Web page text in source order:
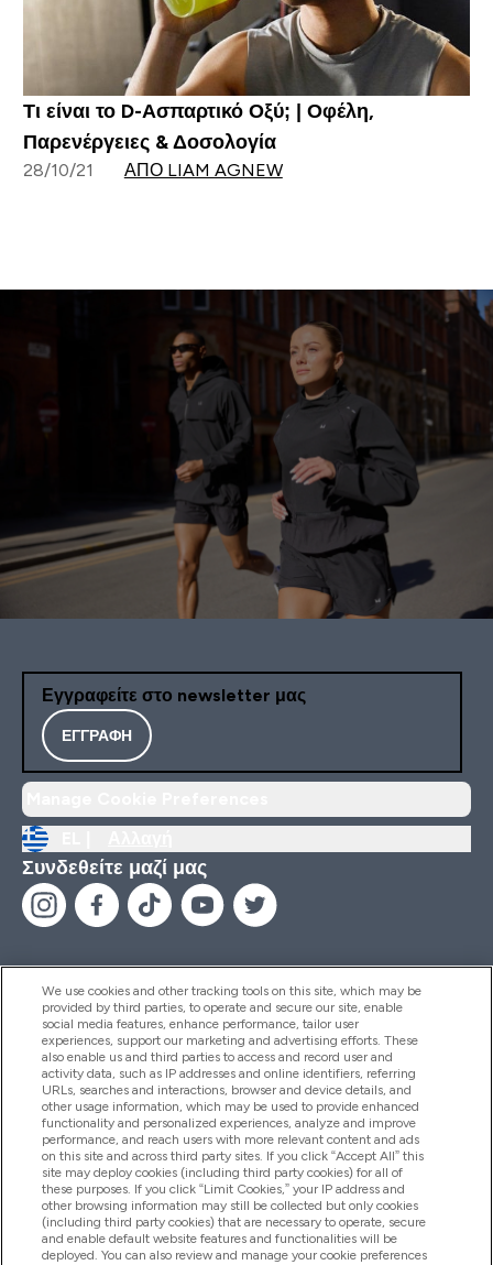
Τι είναι το D-Ασπαρτικό Οξύ; | Οφέλη,
Παρενέργειες & Δοσολογία
28/10/21 ΑΠΌ LIAM AGNEW
Εγγραφείτε στο newsletter μας
ΕΓΓΡΑΦΉ
Συνδεθείτε μαζί μας
Βοήθεια & Πληροφορίες
Προϊόντα
Εταιρικές Πληροφορίες
Εκπτώσεις & Ανταμοιβές
We use cookies and other tracking tools on this site, which may be
provided by third parties, to operate and secure our site, enable
social media features, enhance performance, tailor user
experiences, support our marketing and advertising efforts. These
also enable us and third parties to access and record user and
activity data, such as IP addresses and online identifiers, referring
URLs, searches and interactions, browser and device details, and
other usage information, which may be used to provide enhanced
functionality and personalized experiences, analyze and improve
performance, and reach users with more relevant content and ads
on this site and across third party sites. If you click “Accept All” this
site may deploy cookies (including third party cookies) for all of
these purposes. If you click “Limit Cookies,” your IP address and
other browsing information may still be collected but only cookies
(including third party cookies) that are necessary to operate, secure
and enable default website features and functionalities will be
deployed. You can also review and manage your cookie preferences